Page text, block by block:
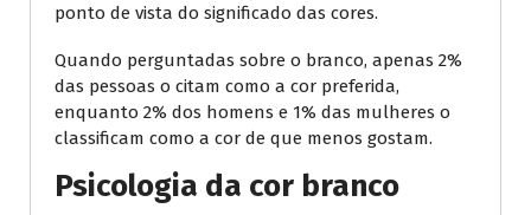
ponto de vista do significado das cores.
Quando perguntadas sobre o branco, apenas 2%
das pessoas o citam como a cor preferida,
enquanto 2% dos homens e 1% das mulheres o
classificam como a cor de que menos gostam.
Psicologia da cor branco